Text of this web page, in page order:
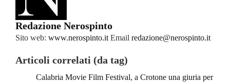
Redazione Nerospinto
Sito web: www.nerospinto.it Email redazione@nerospinto.it
Articoli correlati (da tag)
Calabria Movie Film Festival, a Crotone una giuria per